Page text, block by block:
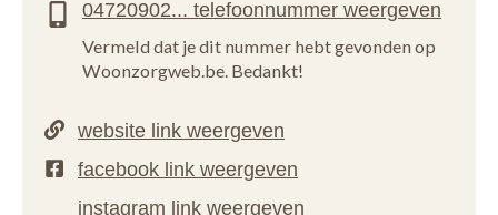
Vermeld dat je dit nummer hebt gevonden op
Woonzorgweb.be. Bedankt!